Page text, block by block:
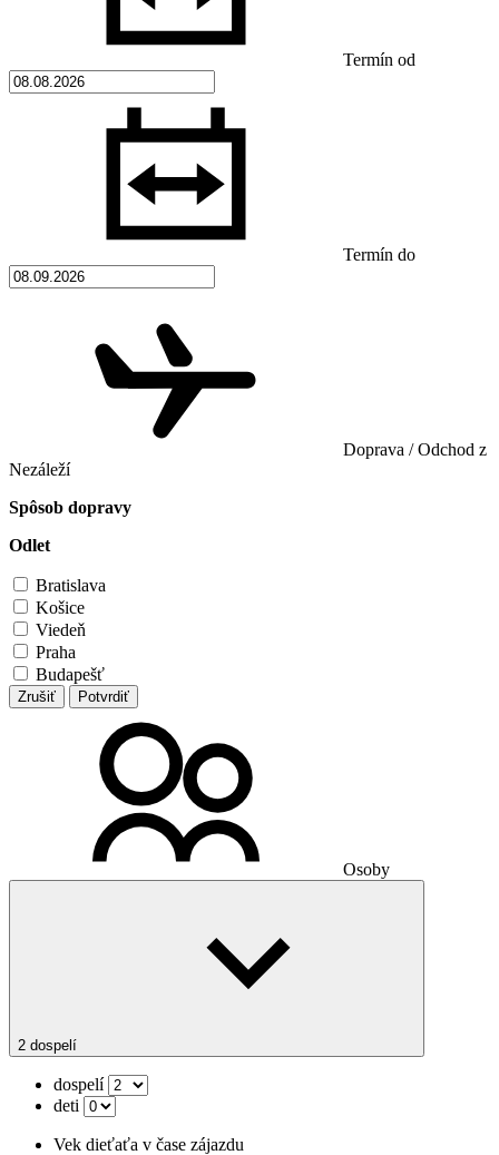
Termín od
Termín do
Doprava / Odchod z
Nezáleží
Spôsob dopravy
Odlet
Bratislava
Košice
Viedeň
Praha
Budapešť
Zrušiť Potvrdiť
Osoby
2 dospelí
dospelí
deti
Vek dieťaťa v čase zájazdu